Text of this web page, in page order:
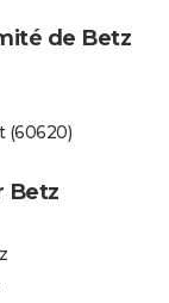
de Betz
(60620)
Betz